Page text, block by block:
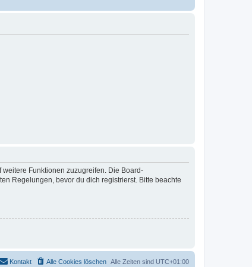
Funktionen zuzugreifen. Die Board-
Regelungen, bevor du dich registrierst. Bitte beachte
Alle Zeiten sind UTC+01:00
Alle Cookies löschen
Kontakt